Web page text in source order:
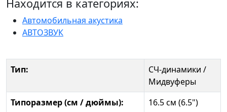
Находится в категориях:
Автомобильная акустика
АВТОЗВУК
Тип:
СЧ-динамики /
Мидвуферы
Типоразмер (см / дюймы):
16.5 см (6.5")